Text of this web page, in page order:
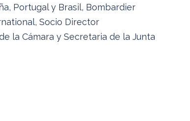
Portugal y Brasil, Bombardier
Socio Director
la Cámara y Secretaria de la Junta